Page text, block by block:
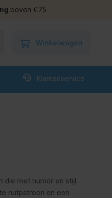
boven €75
Winkelwagen
Klantenservice
die met humor en stijl
ruitpatroon en een